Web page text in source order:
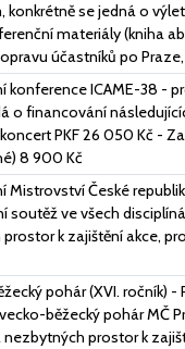
konkrétně se jedná o
materiály (kniha
účastníků po
konference ICAME-38 -
o financování
PKF 26 050 Kč -
8 900 Kč
Mistrovství České
soutěž ve všech
k zajištění akce,
pohár (XVI. ročník)
běžecký pohár MČ
prostor k